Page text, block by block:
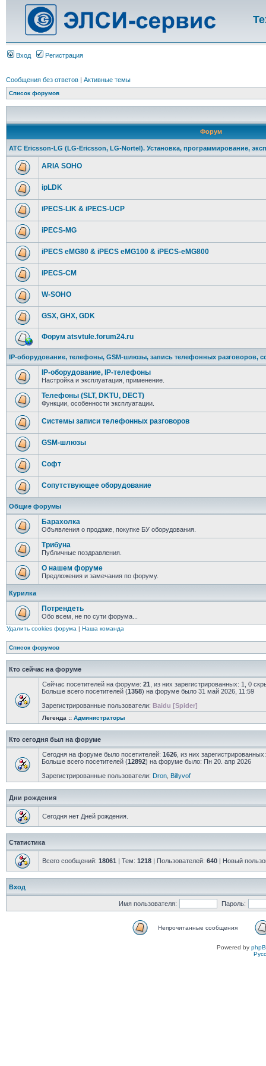
Вход Регистрация
Сообщения без ответов | Активные темы
Список форумов
Форум
АТС Ericsson-LG (LG-Ericsson, LG-Nortel). Установка, программирование,
ARIA SOHO
ipLDK
iPECS-LIK & iPECS-UCP
iPECS-MG
iPECS eMG80 & iPECS eMG100 & iPECS-eMG800
iPECS-CM
W-SOHO
GSX, GHX, GDK
Форум atsvtule.forum24.ru
IP-оборудование, телефоны, GSM-шлюзы, запись телефонных разговоров,
IP-оборудование, IP-телефоны
Настройка и эксплуатация, применение.
Телефоны (SLT, DKTU, DECT)
Функции, особенности эксплуатации.
Системы записи телефонных разговоров
GSM-шлюзы
Софт
Сопутствующее оборудование
Общие форумы
Барахолка
Объявления о продаже, покупке БУ оборудования.
Трибуна
Публичные поздравления.
О нашем форуме
Предложения и замечания по форуму.
Курилка
Потрендеть
Обо всем, не по сути форума...
Удалить cookies форума | Наша команда
Список форумов
Кто сейчас на форуме
Сейчас посетителей на форуме: 21 , из них зарегистрированных: 1, 0
Больше всего посетителей (1358) на форуме было 31 май 2026, 11:59
Зарегистрированные пользователи: Baidu [Spider]
Легенда :: Администраторы
Кто сегодня был на форуме
Сегодня на форуме было посетителей: 1626 , из них
Больше всего посетителей (12892) на форуме было: Пн 20. апр 2026
Зарегистрированные пользователи: Dron Billyvof
Дни рождения
Сегодня нет Дней рождения.
Статистика
Всего сообщений: 18061 | Тем: 1218 | Пользователей: 640 | Новый
Вход
Имя пользователя: Пароль:
Непрочитанные сообщения
Powered by